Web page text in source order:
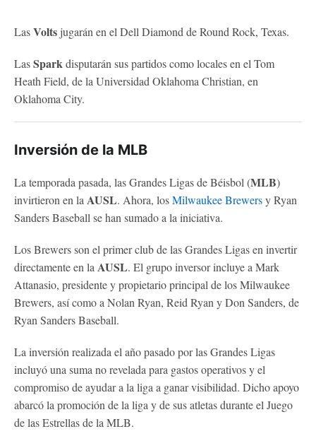
LasVolts jugarán en el Dell Diamond de Round Rock, Texas.
LasSparkdisputarán sus partidos como locales en el Tom
Heath Field, de la Universidad Oklahoma Christian, en
Oklahoma City.
Inversión de la MLB
La temporada pasada, las Grandes Ligas de Béisbol (MLB)
invirtieron en la AUSL. Ahora, losMilwaukee Brewersy Ryan
Sanders Baseball se han sumado a la iniciativa.
Los Brewers son el primer club de las Grandes Ligas en invertir
directamente en la AUSL. El grupo inversor incluye a Mark
Attanasio, presidente y propietario principal de los Milwaukee
Brewers, así como a Nolan Ryan, Reid Ryan y Don Sanders, de
Ryan Sanders Baseball.
La inversión realizada el año pasado por las Grandes Ligas
incluyó una suma no revelada para gastos operativos y el
compromiso de ayudar a la liga a ganar visibilidad. Dicho apoyo
abarcó la promoción de la liga y de sus atletas durante el Juego
de las Estrellas de la MLB.